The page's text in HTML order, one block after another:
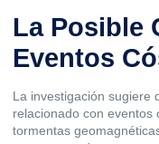
La Posible
Eventos
La investigación sugiere
relacionado con eventos
tormentas